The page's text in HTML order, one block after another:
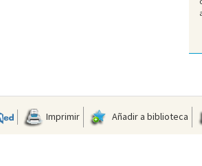
Imprimir Añadir a biblioteca